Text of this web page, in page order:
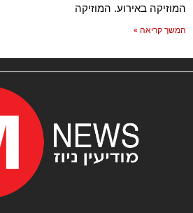
המוזיקה באירוע. המוזיקה
המשך קריאה »